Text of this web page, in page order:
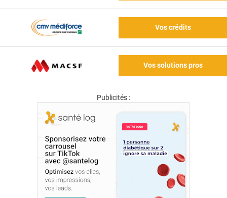
Vos crédits
Vos solutions pros
Publicités :